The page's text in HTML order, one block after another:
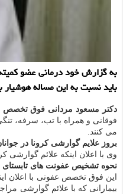
باید نسبت به این مساله هوشیار
دکتر مسعود مردانی فوق تخصص
فوقانی و همراه با تب، سرفه،
می کنند.
بروز علایم گوارشی کرونا در
وی با اعلان اینکه علائم گوارشی کرونا گاهی تا 30 درصد موارد مشاهده می شود، مطرح کرد: تابلوی گوارشی کرونا
نحوه تشخیص عفونت های تابستای از
این فوق تخصص عفونی با اعلان
بیمارانی که با علائم گوارشی